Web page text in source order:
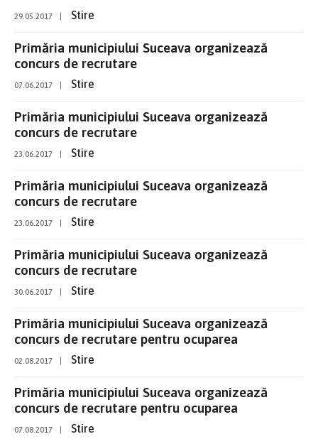
29.05.2017 Stire
Primăria municipiului Suceava organizează
concurs de recrutare
07.06.2017 Stire
Primăria municipiului Suceava organizează
concurs de recrutare
23.06.2017 Stire
Primăria municipiului Suceava organizează
concurs de recrutare
23.06.2017 Stire
Primăria municipiului Suceava organizează
concurs de recrutare
30.06.2017 Stire
Primăria municipiului Suceava organizează
concurs de recrutare pentru ocuparea
02.08.2017 Stire
Primăria municipiului Suceava organizează
concurs de recrutare pentru ocuparea
07.08.2017 Stire